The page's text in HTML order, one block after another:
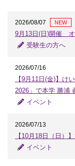
2026/08/07 NEW
9月13日(日)開催 オ
受験生の方へ
2026/07/16
【9月11日(金)】け
2026」で本学 勝浦
イベント
2026/07/13
【10月18日（日）
イベント